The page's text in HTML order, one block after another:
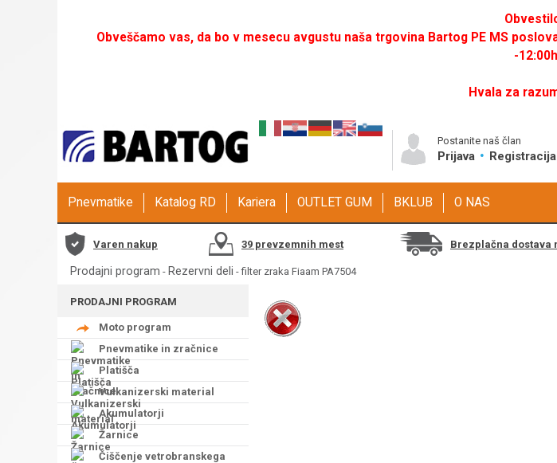
Obveščamo vas, da bo v mesecu avgustu naša trgovina Bartog PE MS
-12:00h
Hvala za
Postanite naš član
Prijava Registracija
Pnevmatike Katalog RD Kariera OUTLET GUM BKLUB O NAS
Varen nakup 39 prevzemnih mest Brezplačna dostava
Prodajni program - Rezervni deli - filter zraka Fiaam PA7504
PRODAJNI PROGRAM
Moto program
Pnevmatike in zračnice
Platišča
Vulkanizerski material
Akumulatorji
Žarnice
Čiščenje vetrobranskega